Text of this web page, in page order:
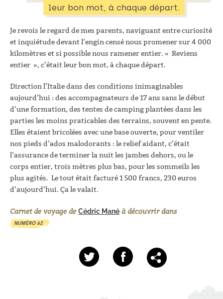
leur bon mot, à chaque départ.
Je revois le regard de mes parents, naviguant entre curiosité
et inquiétude devant l’engin censé nous promener sur 4 000
kilomètres et si possible nous ramener entier. « Reviens
entier », c’était leur bon mot, à chaque départ.
Direction l’Italie dans des conditions inimaginables
aujourd’hui : des accompagnateurs de 17 ans sans le début
d’une formation, des tentes de camping plantées dans les
parties les moins praticables des terrains, souvent en pente.
Elles étaient bricolées avec une base ouverte, pour ventiler
nos pieds d’ados malodorants : le relief aidant, c’était
l’assurance de terminer la nuit les jambes dehors, ou le
corps entier, trois mètres plus bas, pour les sommeils les
plus agités. Le tout était facturé 1 500 francs, 230 euros
d’aujourd’hui. Ça le valait.
Carnet de voyage deCédric Mané à découvrir dans
NUMÉRO 62